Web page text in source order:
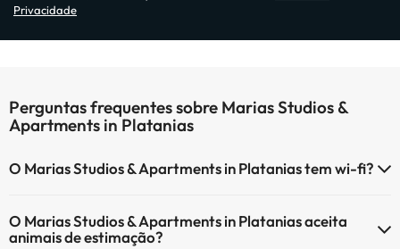
Privacidade
Perguntas frequentes sobre Marias Studios &
Apartments in Platanias
O Marias Studios & Apartments in Platanias tem wi-fi?
O Marias Studios & Apartments in Platanias aceita
animais de estimação?